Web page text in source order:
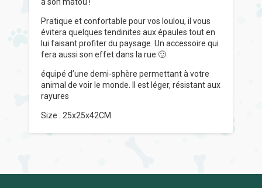
Pratique et confortable pour vos loulou, il vous
évitera quelques tendinites aux épaules tout en
lui faisant profiter du paysage. Un accessoire qui
fera aussi son effet dans la rue 🙂
équipé d’une demi-sphère permettant à votre
animal de voir le monde. Il est léger, résistant aux
rayures
Size : 25x25x42CM